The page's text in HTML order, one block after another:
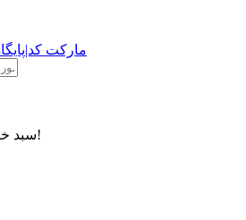
سبد خرید شما خالی است!